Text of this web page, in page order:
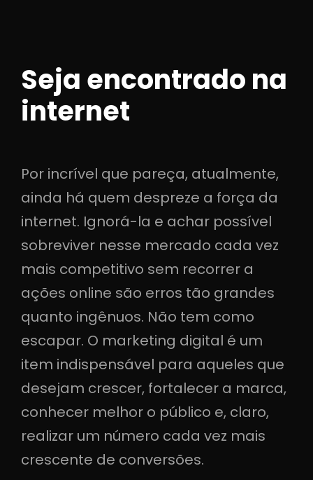
Seja encontrado na
internet
Por incrível que pareça, atualmente,
ainda há quem despreze a força da
internet. Ignorá-la e achar possível
sobreviver nesse mercado cada vez
mais competitivo sem recorrer a
ações online são erros tão grandes
quanto ingênuos. Não tem como
escapar. O marketing digital é um
item indispensável para aqueles que
desejam crescer, fortalecer a marca,
conhecer melhor o público e, claro,
realizar um número cada vez mais
crescente de conversões.